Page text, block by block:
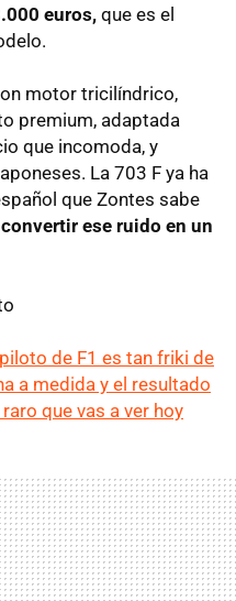
euros, que es el
motor tricilíndrico,
premium, adaptada
que incomoda, y
La 703 F ya ha
que Zontes sabe
ese ruido en un
de F1 es tan friki de
a medida y el resultado
que vas a ver hoy